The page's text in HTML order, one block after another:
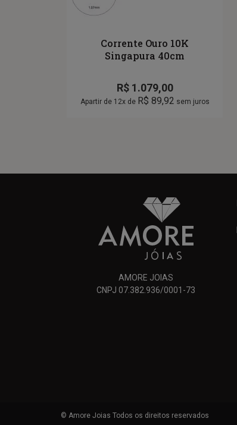
Corrente Ouro 10K
Singapura 40cm
R$1.079,00
Apartir de 12x de R$ 89,92 sem juros
AMORE JOIAS
CNPJ 07.382.936/0001-73
© Amore Joias Todos os direitos reservados